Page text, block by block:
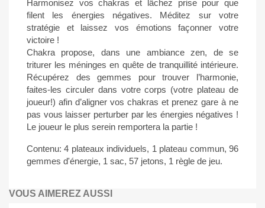
Harmonisez vos chakras et lâchez prise pour que
filent les énergies négatives. Méditez sur votre
stratégie et laissez vos émotions façonner votre
victoire !
Chakra propose, dans une ambiance zen, de se
triturer les méninges en quête de tranquillité intérieure.
Récupérez des gemmes pour trouver l’harmonie,
faites-les circuler dans votre corps (votre plateau de
joueur!) afin d’aligner vos chakras et prenez gare à ne
pas vous laisser perturber par les énergies négatives !
Le joueur le plus serein remportera la partie !
Contenu: 4 plateaux individuels, 1 plateau commun, 96
gemmes d'énergie, 1 sac, 57 jetons, 1 règle de jeu.
VOUS AIMEREZ AUSSI